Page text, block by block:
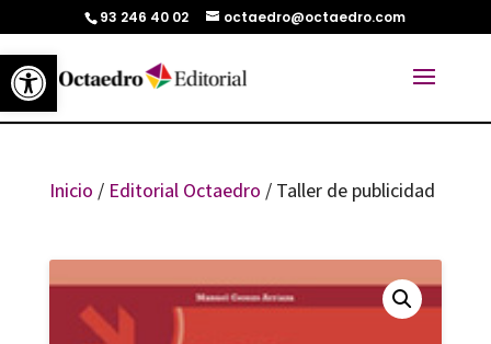
Abrir barra de herramientas
93 246 40 02 octaedro@octaedro.com
Inicio / Editorial Octaedro / Taller de publicidad